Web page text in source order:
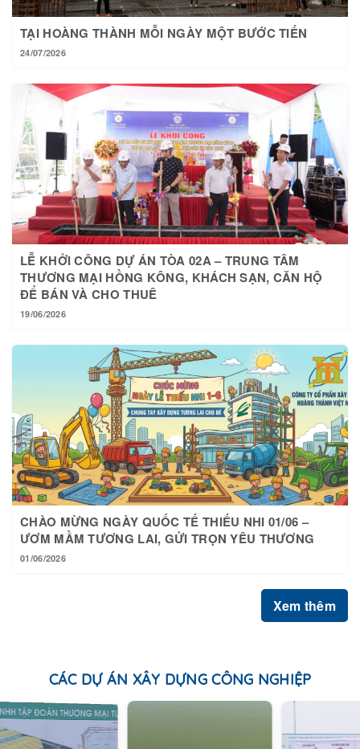
TẠI HOÀNG THÀNH MỖI NGÀY MỘT BƯỚC TIẾN
24/07/2026
LỄ KHỞI CÔNG DỰ ÁN TÒA 02A – TRUNG TÂM
THƯƠNG MẠI HỒNG KÔNG, KHÁCH SẠN, CĂN HỘ
ĐỂ BÁN VÀ CHO THUÊ
19/06/2026
CHÀO MỪNG NGÀY QUỐC TẾ THIẾU NHI 01/06 –
ƯƠM MẦM TƯƠNG LAI, GỬI TRỌN YÊU THƯƠNG
01/06/2026
Xem thêm
CÁC DỰ ÁN XÂY DỰNG CÔNG NGHIỆP